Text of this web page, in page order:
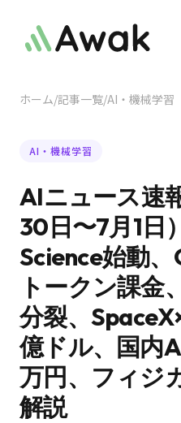
ホーム/記事一覧/AI・機械学習
AI・機械学習
AIニュース速
30日〜7月1日
Science始動
トークン課金
分裂、
億ドル、国内
万円、フィジ
解説